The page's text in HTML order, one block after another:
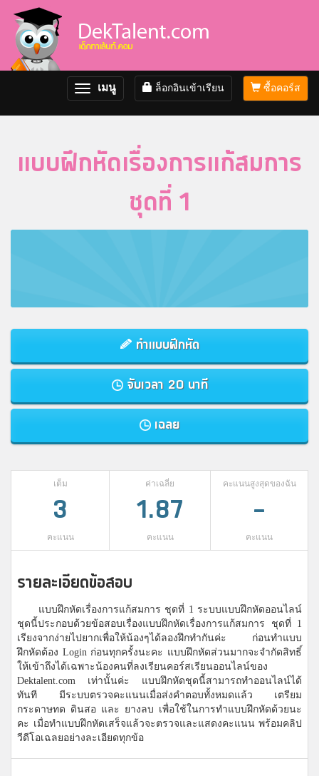
ซื้อคอร์ส
ล็อกอินเข้าเรียน
Toggle
navigation
เมนู
แบบฝึกหัดเรื่องการแก้สมการ
ชุดที่ 1
ทำแบบฝึกหัด
จับเวลา 20 นาที
เฉลย
เต็ม
3
คะแนน
ค่าเฉลี่ย
1.87
คะแนน
คะแนนสูงสุดของฉัน
-
คะแนน
รายละเอียดข้อสอบ
แบบฝึกหัดเรื่องการแก้สมการ ชุดที่ 1 ระบบแบบฝึกหัดออนไลน์
ชุดนี้ประกอบด้วยข้อสอบเรื่องแบบฝึกหัดเรื่องการแก้สมการ ชุดที่ 1
เรียงจากง่ายไปยากเพื่อให้น้องๆได้ลองฝึกทำกันค่ะ ก่อนทำแบบ
ฝึกหัดต้อง Login ก่อนทุกครั้งนะคะ แบบฝึกหัดส่วนมากจะจำกัดสิทธิ์
ให้เข้าถึงได้เฉพาะน้องคนที่ลงเรียนคอร์สเรียนออนไลน์ของ
Dektalent.com เท่านั้นค่ะ แบบฝึกหัดชุดนี้สามารถทำออนไลน์ได้
ทันที มีระบบตรวจคะแนนเมื่อส่งคำตอบทั้งหมดแล้ว เตรียม
กระดาษทด ดินสอ และ ยางลบ เพื่อใช้ในการทำแบบฝึกหัดด้วยนะ
คะ เมื่อทำแบบฝึกหัดเสร็จแล้วจะตรวจและแสดงคะแนน พร้อมคลิป
วีดีโอเฉลยอย่างละเอียดทุกข้อ